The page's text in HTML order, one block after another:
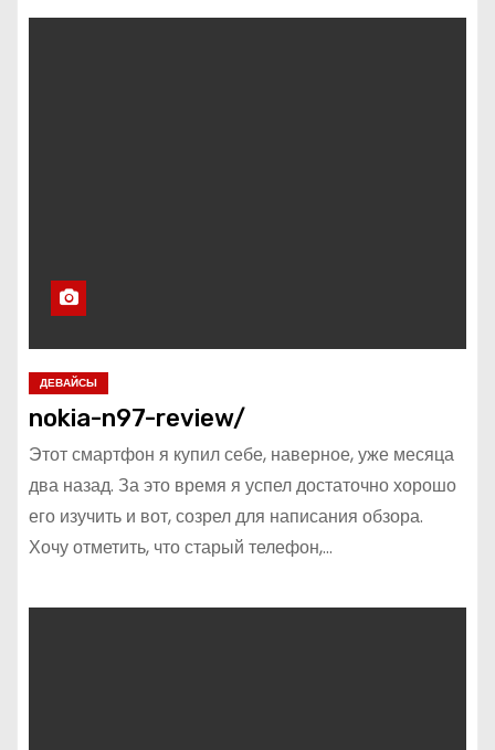
ДЕВАЙСЫ
nokia-n97-review/
Этот смартфон я купил себе, наверное, уже месяца
два назад. За это время я успел достаточно хорошо
его изучить и вот, созрел для написания обзора.
Хочу отметить, что старый телефон,…